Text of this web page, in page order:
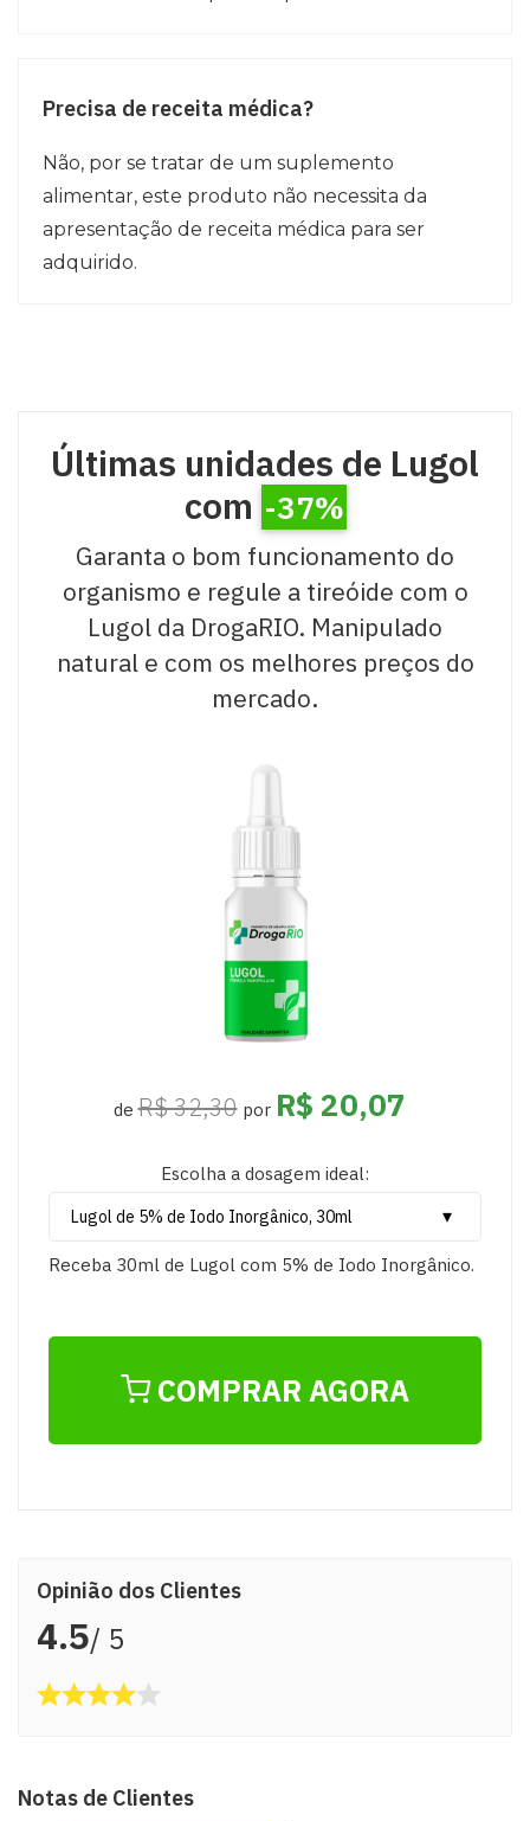
Precisa de receita médica?
Não, por se tratar de um suplemento
alimentar, este produto não necessita da
apresentação de receita médica para ser
adquirido.
Últimas unidades de Lugol
com -37%
Garanta o bom funcionamento do
organismo e regule a tireóide com o
Lugol da DrogaRIO. Manipulado
natural e com os melhores preços do
mercado.
deR$ 32,30por R$ 20,07
Escolha a dosagem ideal:
Receba 30ml de Lugol com 5% de Iodo Inorgânico.
COMPRAR AGORA
Opinião dos Clientes
4.5/ 5
Notas de Clientes